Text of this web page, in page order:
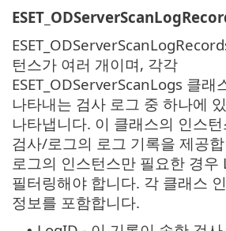
턴스가 여러 개이며, 각각
ESET_ODServerScanLogs 클
나타내는 검사 로그 중 하나에
나타냅니다. 이 클래스의 인스
검사/로그의 로그 기록을 제공
로그의 인스턴스만 필요한 경우
필터링해야 합니다. 각 클래스
정보를 포함합니다.